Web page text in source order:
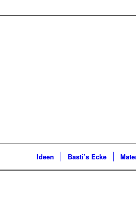
Ideen Basti’s Ecke